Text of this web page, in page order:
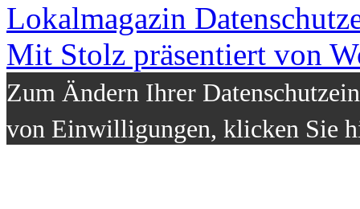
Lokalmagazin
Mit Stolz präsentiert von
Zum Ändern Ihrer
von Einwilligungen, klicken Sie